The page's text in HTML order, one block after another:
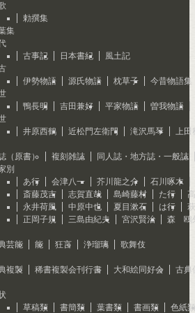
勅撰集
集
古事記
日本書紀
風土記
伊勢物語
源氏物語 枕草子
今昔物語集
鴨長明
吉田兼好 平家物語
曽我物語
井原西鶴
近松門左衛門 滝沢馬琴
上
（原書）
複刻雑誌
同人誌・地方誌・一般誌
別
あ行
会津八一 芥川龍之介
石川啄木
斎藤茂吉
志賀直哉 島崎藤村 た行
永井荷風
中原中也 夏目漱石 は行
正岡子規
三島由紀夫 宮沢賢治
森 鴎
芸能
能 狂言 浄瑠璃
歌舞伎
複製
稀書複製会刊行書 大和絵同好会
古典
草稿類
書簡類 葉書類 書画類
色紙類